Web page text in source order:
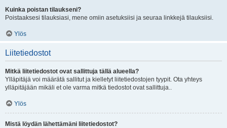
Kuinka poistan tilaukseni?
Poistaaksesi tilauksiasi, mene omiin asetuksiisi ja seuraa linkkejä tilauksiisi.
Ylös
Liitetiedostot
Mitkä liitetiedostot ovat sallittuja tällä alueella?
Ylläpitäjä voi määrätä sallitut ja kielletyt liitetiedostojen tyypit. Ota yhteys
ylläpitäjään mikäli et ole varma mitkä tiedostot ovat sallittuja..
Ylös
Mistä löydän lähettämäni liitetiedostot?